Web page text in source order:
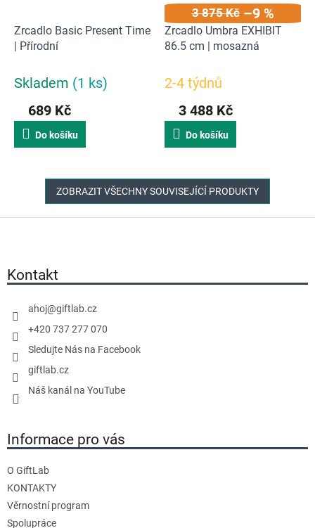
Zrcadlo Basic Present Time
| Přírodní
Skladem (1 ks)
689 Kč
Do košíku
3 875 Kč –9 %
Zrcadlo Umbra EXHIBIT
86.5 cm | mosazná
2-4 týdnů
3 488 Kč
Do košíku
ZOBRAZIT VŠECHNY SOUVISEJÍCÍ PRODUKTY
Kontakt
ahoj@giftlab.cz
+420 737 277 070
Sledujte Nás na Facebook
giftlab.cz
Náš kanál na YouTube
Informace pro vás
O GiftLab
KONTAKTY
Věrnostní program
Spolupráce